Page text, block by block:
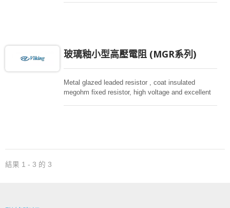
玻璃釉小型高壓電阻 (MGR系列)
Metal glazed leaded resistor , coat insulated
megohm fixed resistor, high voltage and excellent
結果 1 - 3 的 3